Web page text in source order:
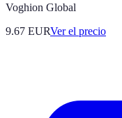
Voghion Global
9.67 EURVer el precio